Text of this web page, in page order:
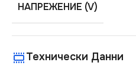
НАПРЕЖЕНИЕ (V)
Технически Данни